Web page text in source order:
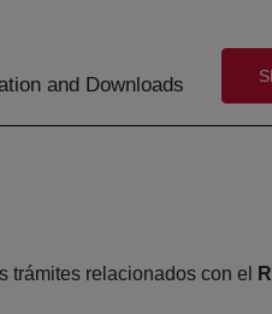
and Downloads
trámites relacionados con el